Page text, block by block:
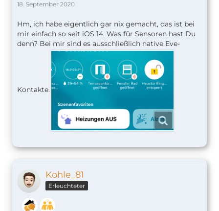
18. September 2020
Hm, ich habe eigentlich gar nix gemacht, das ist bei
mir einfach so seit iOS 14. Was für Sensoren hast Du
denn? Bei mir sind es ausschließlich native Eve-
Kontakte.
Kohle_81
Erleuchteter